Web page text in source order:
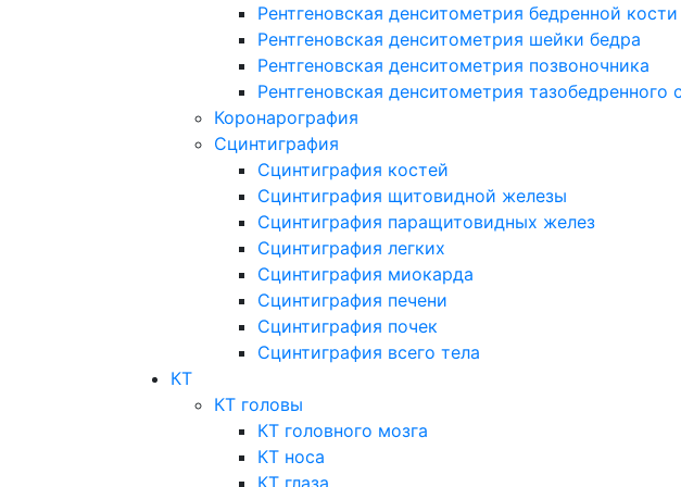
Рентгеновская денситометрия бедренной кости
Рентгеновская денситометрия шейки бедра
Рентгеновская денситометрия позвоночника
Рентгеновская денситометрия тазобедренного
Коронарография
Сцинтиграфия
Сцинтиграфия костей
Сцинтиграфия щитовидной железы
Сцинтиграфия паращитовидных желез
Сцинтиграфия легких
Сцинтиграфия миокарда
Сцинтиграфия печени
Сцинтиграфия почек
Сцинтиграфия всего тела
КТ
КТ головы
КТ головного мозга
КТ носа
КТ глаза